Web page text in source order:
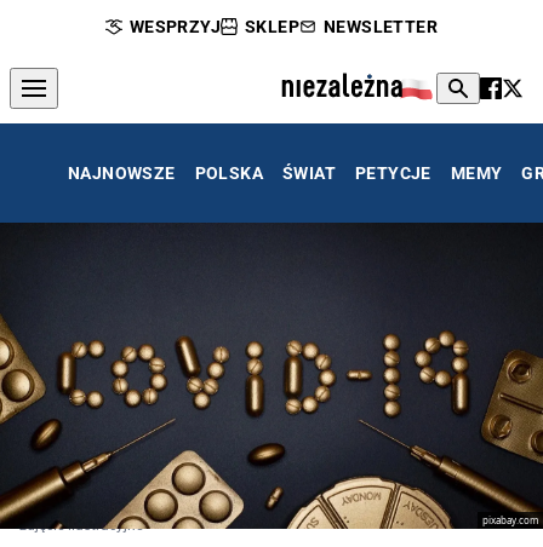
WESPRZYJ SKLEP NEWSLETTER
NAJNOWSZE POLSKA ŚWIAT PETYCJE MEMY
pixabay.com
zdjęcie ilustracyjne